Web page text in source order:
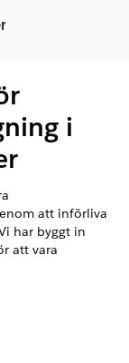
i
att införliva
har byggt in
att vara